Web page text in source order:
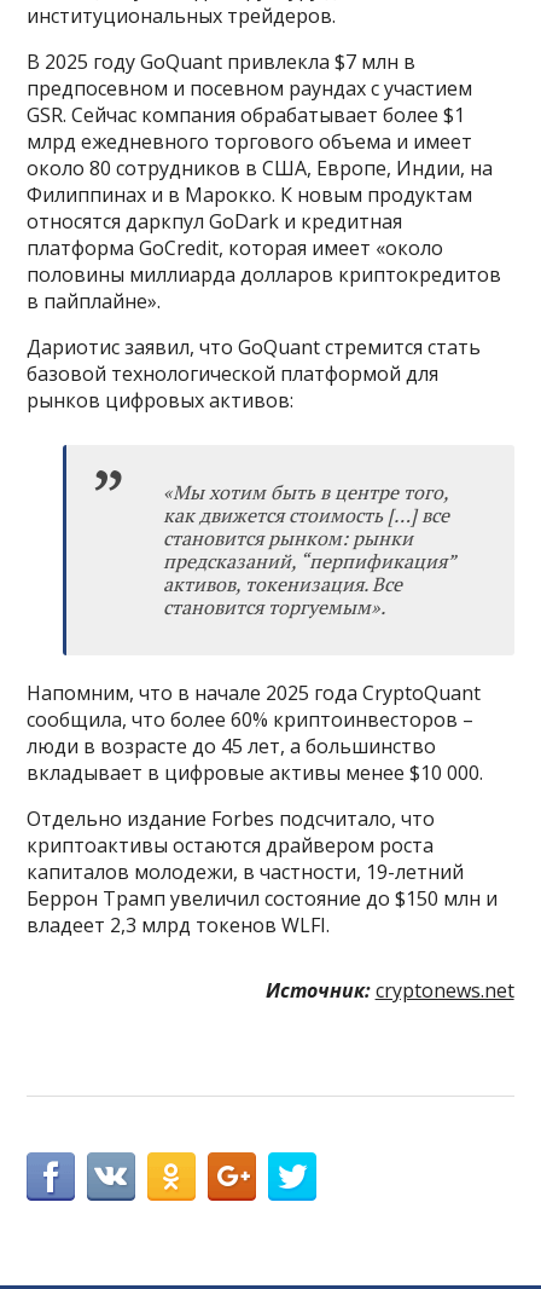
институциональных трейдеров.
В 2025 году GoQuant привлекла $7 млн в
предпосевном и посевном раундах с участием
GSR. Сейчас компания обрабатывает более $1
млрд ежедневного торгового объема и имеет
около 80 сотрудников в США, Европе, Индии, на
Филиппинах и в Марокко. К новым продуктам
относятся даркпул GoDark и кредитная
платформа GoCredit, которая имеет «около
половины миллиарда долларов криптокредитов
в пайплайне».
Дариотис заявил, что GoQuant стремится стать
базовой технологической платформой для
рынков цифровых активов:
«Мы хотим быть в центре того,
как движется стоимость […] все
становится рынком: рынки
предсказаний, “перпификация”
активов, токенизация. Все
становится торгуемым».
Напомним, что в начале 2025 года CryptoQuant
сообщила, что более 60% криптоинвесторов –
люди в возрасте до 45 лет, а большинство
вкладывает в цифровые активы менее $10 000.
Отдельно издание Forbes подсчитало, что
криптоактивы остаются драйвером роста
капиталов молодежи, в частности, 19-летний
Беррон Трамп увеличил состояние до $150 млн и
владеет 2,3 млрд токенов WLFI.
Источник: cryptonews.net